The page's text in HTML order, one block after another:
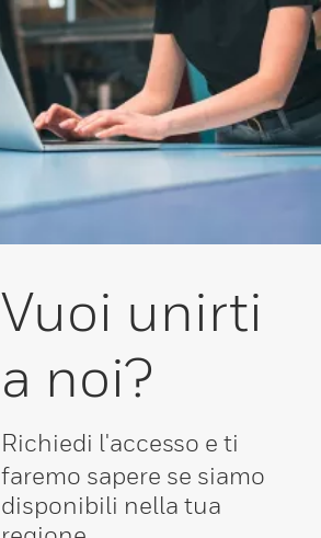
Vuoi unirti
a noi?
Richiedi l'accesso e ti
faremo sapere se siamo
disponibili nella tua